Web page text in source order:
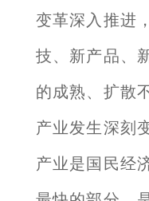
变革深入推进
技、新产品、
的成熟、扩散
产业发生深刻
产业是国民经